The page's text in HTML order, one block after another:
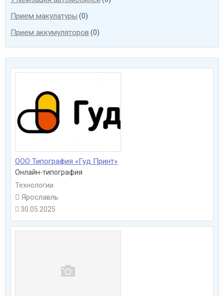
Прием макулатуры (0)
Прием аккумуляторов (0)
ООО Типография «Гуд Принт»
Онлайн-типография
Технологии
 Ярославль
 30.05.2025